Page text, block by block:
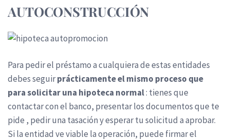
AUTOCONSTRUCCIÓN
Para pedir el préstamo a cualquiera de estas entidades
debes seguirprácticamente el mismo proceso que
para solicitar una hipoteca normal: tienes que
contactar con el banco, presentar los documentos que te
pide , pedir una tasación y esperar tu solicitud a aprobar.
Si la entidad ve viable la operación, puede firmar el